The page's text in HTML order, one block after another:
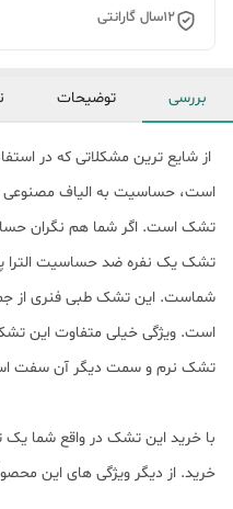
12سال گارانتی
بررسی توضیحات
از شایع ترین مشکلاتی که در
است، حساسیت به الیاف مصنوعی و
تشک است. اگر شما هم نگران
تشک یک نفره ضد حساسیت الترا
شماست. این تشک طبی فنری از
است. ویژگی خیلی متفاوت این
تشک نرم و سمت دیگر آن سفت
با خرید این تشک در واقع شما
خرید. از دیگر ویژگی های این